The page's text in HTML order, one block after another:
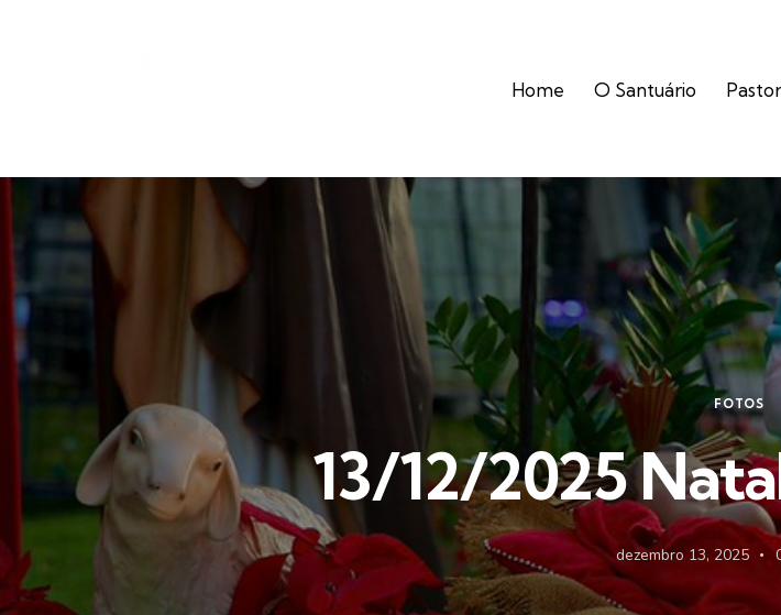
Home O Santuário
FOTOS
13/12/2025
dezembro 13, 2025